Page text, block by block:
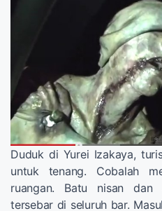
Duduk di Yurei Izakaya,
untuk tenang. Cobalah
ruangan. Batu nisan dan
tersebar di seluruh bar.